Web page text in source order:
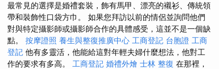
最常見的選擇是婚禮套裝，飾有馬甲、漂亮的襯衫、傳統領
帶和裝飾性口袋方巾。 如果您拜訪以前的情侶並詢問他們
對與特定攝影師或攝影師合作的具體感受，這並不是一個缺
點。 按摩證照 養生與整復推廣中心 工商登記 台胞證 工商
登記 他有多靈活，他能給這對年輕夫婦什麼想法，他對工
作的要求有多高。 工商登記 婚禮外燴 士林 整復 在那裡，